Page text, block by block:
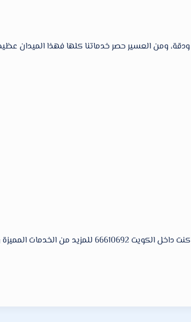
ومن العسير حصر خدماتنا كلها فهذا الميدان
للمزيد من الخدمات الأخرى الكثيرة لدينا تجدها لدي مؤسسة فنى صحى، اتصل الإن نصلك أينما